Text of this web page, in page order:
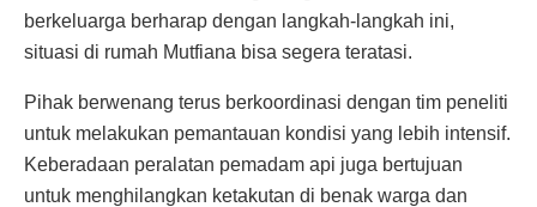
berkeluarga berharap dengan langkah-langkah ini,
situasi di rumah Mutfiana bisa segera teratasi.
Pihak berwenang terus berkoordinasi dengan tim peneliti
untuk melakukan pemantauan kondisi yang lebih intensif.
Keberadaan peralatan pemadam api juga bertujuan
untuk menghilangkan ketakutan di benak warga dan